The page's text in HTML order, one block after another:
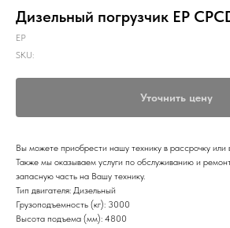
Дизельный погрузчик EP
EP
SKU:
Уточнить цену
Вы можете приобрести нашу технику в рассрочку или
Также мы оказываем услуги по обслуживанию и
запасную часть на Вашу технику.
Тип двигателя: Дизельный
Грузоподъемность (кг): 3000
Высота подъема (мм): 4800